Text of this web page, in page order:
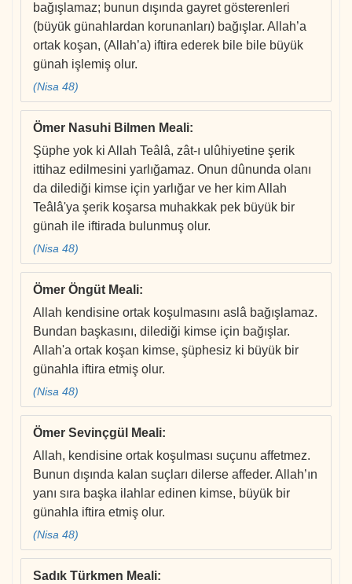
bağışlamaz; bunun dışında gayret gösterenleri
(büyük günahlardan korunanları) bağışlar. Allah’a
ortak koşan, (Allah’a) iftira ederek bile bile büyük
günah işlemiş olur.
(Nisa 48)
Ömer Nasuhi Bilmen Meali:
Şüphe yok ki Allah Teâlâ, zât-ı ulûhiyetine şerik
ittihaz edilmesini yarlığamaz. Onun dûnunda olanı
da dilediği kimse için yarlığar ve her kim Allah
Teâlâ'ya şerik koşarsa muhakkak pek büyük bir
günah ile iftirada bulunmuş olur.
(Nisa 48)
Ömer Öngüt Meali:
Allah kendisine ortak koşulmasını aslâ bağışlamaz.
Bundan başkasını, dilediği kimse için bağışlar.
Allah'a ortak koşan kimse, şüphesiz ki büyük bir
günahla iftira etmiş olur.
(Nisa 48)
Ömer Sevinçgül Meali:
Allah, kendisine ortak koşulması suçunu affetmez.
Bunun dışında kalan suçları dilerse affeder. Allah’ın
yanı sıra başka ilahlar edinen kimse, büyük bir
günahla iftira etmiş olur.
(Nisa 48)
Sadık Türkmen Meali: